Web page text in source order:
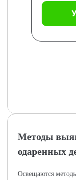
Методы
одаренных
Освещаются